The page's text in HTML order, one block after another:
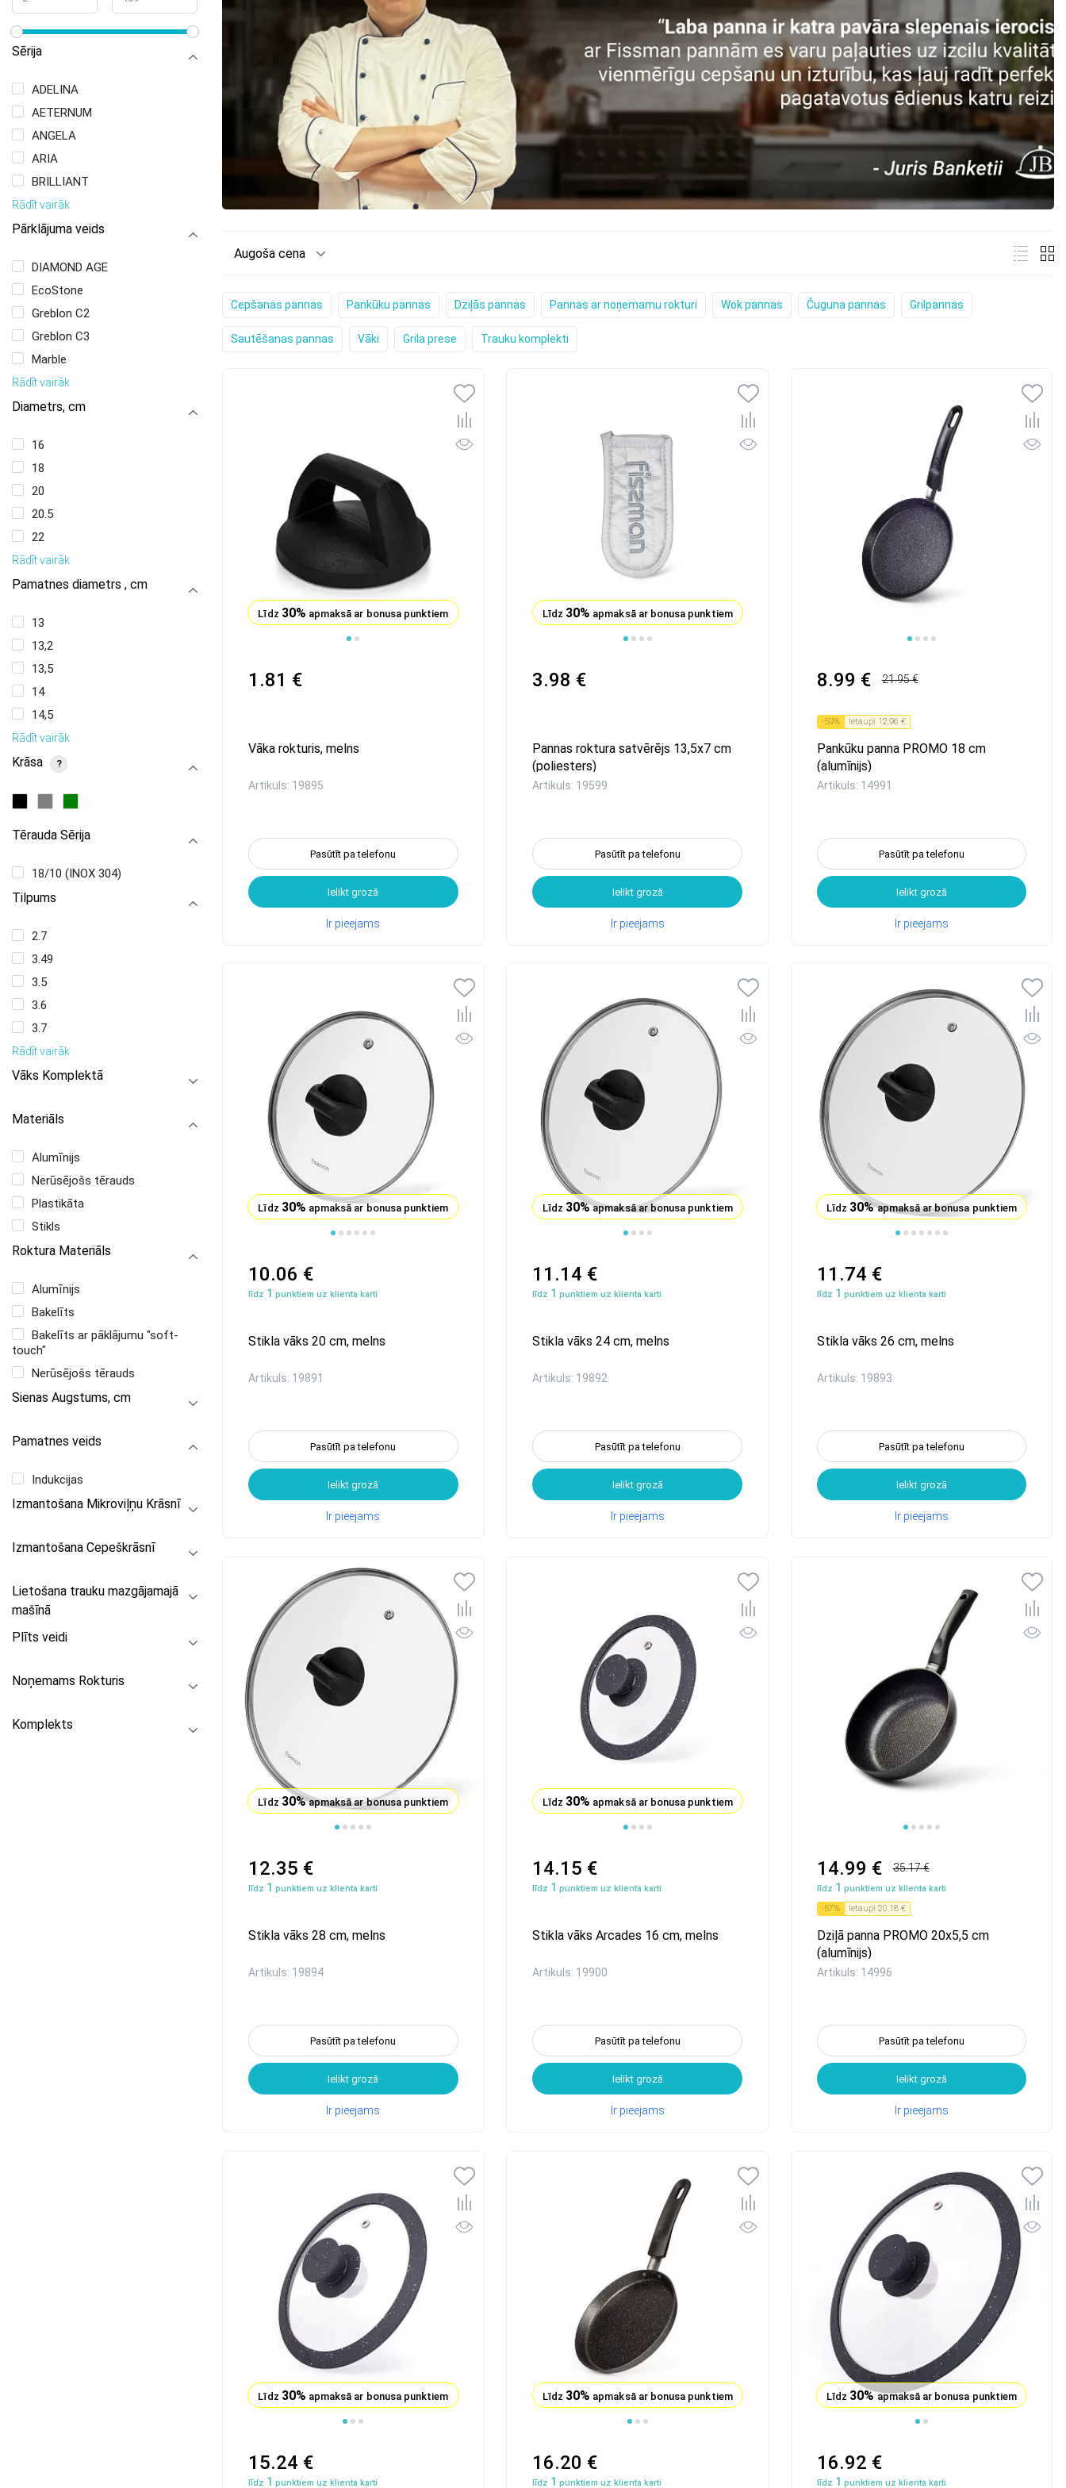
Sērija
ADELINA
AETERNUM
ANGELA
ARIA
BRILLIANT
Rādīt vairāk
Pārklājuma veids
DIAMOND AGE
EcoStone
Greblon C2
Greblon C3
Marble
Rādīt vairāk
Diametrs, сm
16
18
20
20.5
22
Rādīt vairāk
Pamatnes diametrs , cm
13
13,2
13,5
14
14,5
Rādīt vairāk
Krāsa ?
Tērauda Sērija
18/10 (INOX 304)
Tilpums
2.7
3.49
3.5
3.6
3.7
Rādīt vairāk
Vāks Komplektā
Materiāls
Alumīnijs
Nerūsējošs tērauds
Plastikāta
Stikls
Roktura Materiāls
Alumīnijs
Bakelīts
Bakelīts ar pāklājumu "soft-
touch"
Nerūsējošs tērauds
Sienas Augstums, cm
Pamatnes veids
Indukcijas
Izmantošana Mikroviļņu Krāsnī
Izmantošana Cepeškrāsnī
Lietošana trauku mazgājamajā
mašīnā
Plīts veidi
Noņemams Rokturis
Komplekts
Augoša cena
Cepšanas pannas Pankūku pannas Dziļās pannas Pannas ar noņemamu rokturi Wok pannas Čuguna pannas Grilpannas
Sautēšanas pannas Vāki Grila prese Trauku komplekti
Līdz 30% apmaksā ar bonusa punktiem
1.81 €
Vāka rokturis, melns
Artikuls: 19895
Pasūtīt pa telefonu
Ielikt grozā
Ir pieejams
Līdz 30% apmaksā ar bonusa punktiem
3.98 €
Pannas roktura satvērējs 13,5x7 cm
(poliesters)
Artikuls: 19599
Pasūtīt pa telefonu
Ielikt grozā
Ir pieejams
8.99 € 21.95 €
-59% Ietaupi 12.96 €
Pankūku panna PROMO 18 cm
(alumīnijs)
Artikuls: 14991
Pasūtīt pa telefonu
Ielikt grozā
Ir pieejams
Līdz 30% apmaksā ar bonusa punktiem
10.06 €
līdz 1 punktiem uz klienta karti
Stikla vāks 20 сm, melns
Artikuls: 19891
Pasūtīt pa telefonu
Ielikt grozā
Ir pieejams
Līdz 30%apmaksā ar bonusa punktiem
11.14 €
līdz 1 punktiem uz klienta karti
Stikla vāks 24 сm, melns
Artikuls: 19892
Pasūtīt pa telefonu
Ielikt grozā
Ir pieejams
Līdz 30%apmaksā ar bonusa punktiem
11.74 €
līdz 1 punktiem uz klienta karti
Stikla vāks 26 сm, melns
Artikuls: 19893
Pasūtīt pa telefonu
Ielikt grozā
Ir pieejams
Līdz 30%apmaksā ar bonusa punktiem
12.35 €
līdz 1 punktiem uz klienta karti
Stikla vāks 28 сm, melns
Artikuls: 19894
Pasūtīt pa telefonu
Ielikt grozā
Ir pieejams
Līdz 30% apmaksā ar bonusa punktiem
14.15 €
līdz 1 punktiem uz klienta karti
Stikla vāks Arcades 16 cm, melns
Artikuls: 19900
Pasūtīt pa telefonu
Ielikt grozā
Ir pieejams
14.99 € 35.17 €
līdz 1 punktiem uz klienta karti
-57% Ietaupi 20.18 €
Dziļā panna PROMO 20x5,5 cm
(alumīnijs)
Artikuls: 14996
Pasūtīt pa telefonu
Ielikt grozā
Ir pieejams
Līdz 30% apmaksā ar bonusa punktiem
15.24 €
līdz 1 punktiem uz klienta karti
Līdz 30% apmaksā ar bonusa punktiem
16.20 €
līdz 1 punktiem uz klienta karti
Līdz 30% apmaksā ar bonusa punktiem
16.92 €
līdz 1 punktiem uz klienta karti